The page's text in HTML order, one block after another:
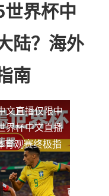
界杯中
陆？海外
南
文直播仅限中
界杯中文直播
育观赛终极指